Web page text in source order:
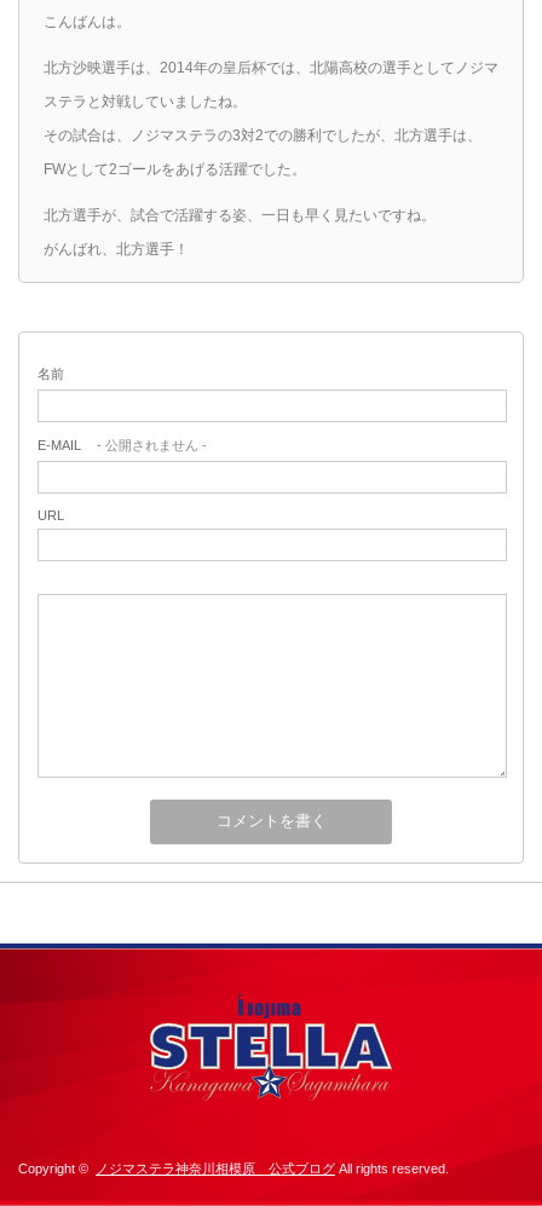
こんばんは。
北方沙映選手は、2014年の皇后杯では、北陽高校の選手としてノジマ
ステラと対戦していましたね。
その試合は、ノジマステラの3対2での勝利でしたが、北方選手は、
FWとして2ゴールをあげる活躍でした。
北方選手が、試合で活躍する姿、一日も早く見たいですね。
がんばれ、北方選手！
名前
E-MAIL - 公開されません -
URL
Copyright © ノジマステラ神奈川相模原 公式ブログ All rights reserved.